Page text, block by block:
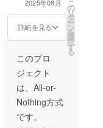
change will be
given. ・The
ticket will be
visit. Please
mention that
you supported
me through
crowdfunding
when you
arrive. ・Ticket
valid from
・チケットの有
効期限：2025年
8月8日から2026
年2月7日まで
【Ticket】
Three Drink
Ticket + Three
Japanese
Sweets Ticket
・Each ticket
can be used
individually. ・
Cannot be
は来店ごとに1枚
ずつの利用が可
能です。 ・現金
はでません。 ・
初回来店時にお
渡しいたしま
す。来店時にク
ラウドファン
ディングで支援
をした旨をお声
掛けください。
2025年08月
詳細を見る
こ
の
リ
タ
ー
ン
を
選
択
す
る
このプロ
ジェクト
は、All-or-
Nothing方式
です。